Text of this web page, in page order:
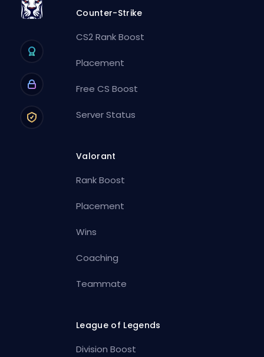
Counter-Strike
CS2 Rank Boost
Placement
Free CS Boost
Server Status
Valorant
Rank Boost
Placement
Wins
Coaching
Teammate
League of Legends
Division Boost